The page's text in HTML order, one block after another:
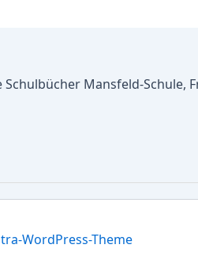
WordPress-Theme